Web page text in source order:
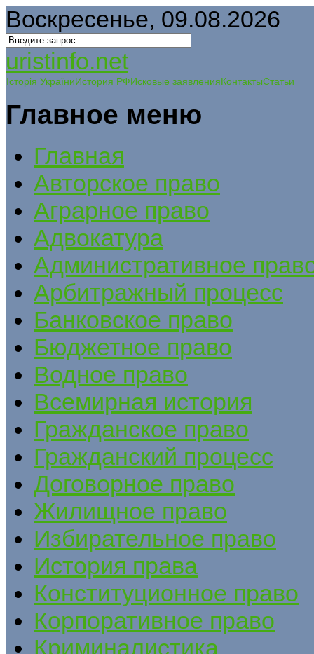
Воскресенье, 09.08.2026
uristinfo.net
Історія УкраїниИстория РФИсковые заявленияКонтактыСтатьи
Главное меню
Главная
Авторское право
Аграрное право
Адвокатура
Административное
Арбитражный процесс
Банковское право
Бюджетное право
Водное право
Всемирная история
Гражданское право
Гражданский процесс
Договорное право
Жилищное право
Избирательное право
История права
Конституционное право
Корпоративное право
Криминалистика